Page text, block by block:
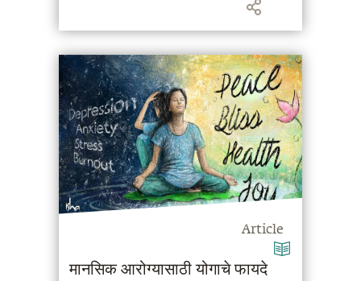
Article
मानसिक आरोग्यासाठी योगाचे फायदे